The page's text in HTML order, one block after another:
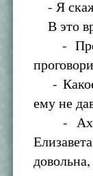
- Я
В это
-
-
ему не
- Ах,